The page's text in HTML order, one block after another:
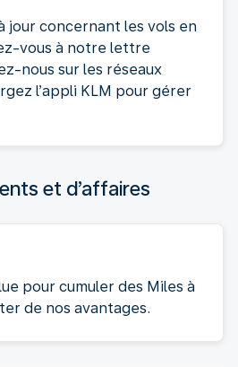
jour concernant les vols en
vous à notre lettre
nous sur les réseaux
l’appli KLM pour gérer
et d’affaires
pour cumuler des Miles à
de nos avantages.